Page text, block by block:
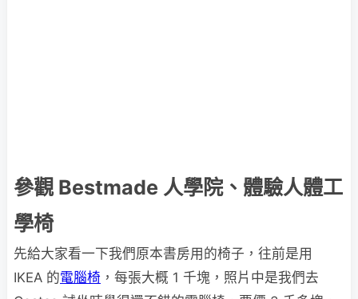
參觀 Bestmade 人學院、體驗人體工
學椅
先給大家看一下我們原本書房用的椅子，往前是用
IKEA 的電腦椅 ，每張大概 1 千塊，照片中是我們去